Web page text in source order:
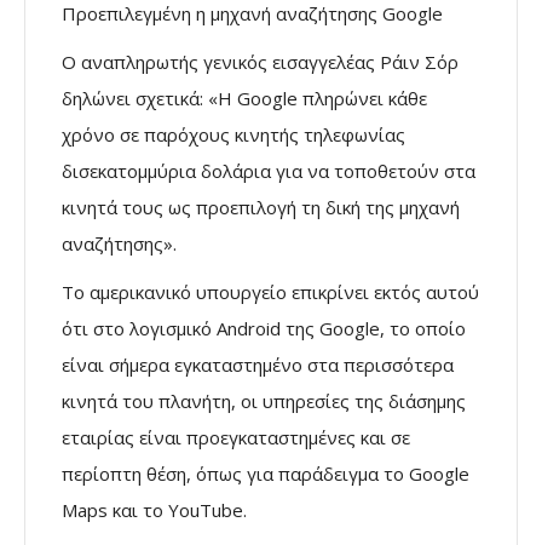
Προεπιλεγμένη η μηχανή αναζήτησης Google
Ο αναπληρωτής γενικός εισαγγελέας Ράιν Σόρ
δηλώνει σχετικά: «Η Google πληρώνει κάθε
χρόνο σε παρόχους κινητής τηλεφωνίας
δισεκατομμύρια δολάρια για να τοποθετούν στα
κινητά τους ως προεπιλογή τη δική της μηχανή
αναζήτησης».
Το αμερικανικό υπουργείο επικρίνει εκτός αυτού
ότι στο λογισμικό Android της Google, το οποίο
είναι σήμερα εγκαταστημένο στα περισσότερα
κινητά του πλανήτη, οι υπηρεσίες της διάσημης
εταιρίας είναι προεγκαταστημένες και σε
περίοπτη θέση, όπως για παράδειγμα το Google
Maps και το YouTube.